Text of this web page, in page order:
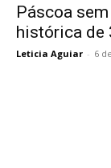
Páscoa
histórica de
Leticia Aguiar - 6